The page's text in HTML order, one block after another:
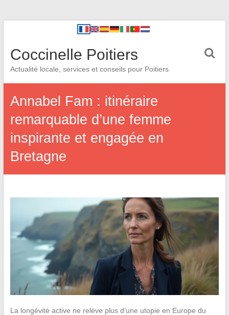
Coccinelle Poitiers
Actualité locale, services et conseils pour Poitiers
Annabel Fam : itinéraire
remarquable d’une femme
inspirante et engagée en
Bretagne
La longévité active ne relève plus d’une utopie en Europe du